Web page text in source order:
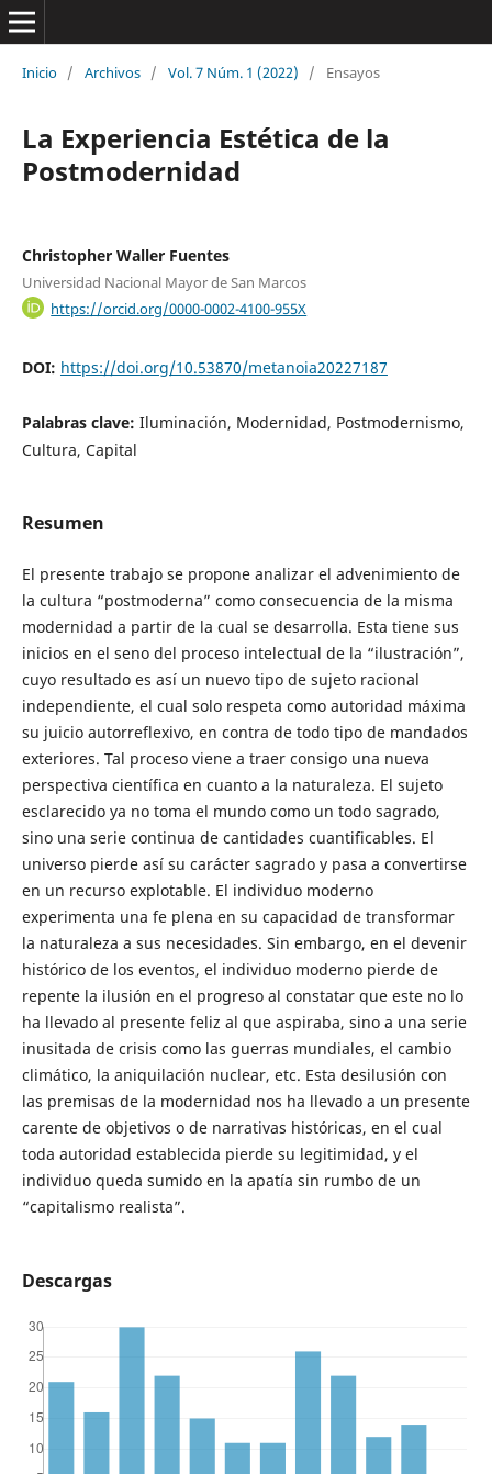
Inicio / Archivos / Vol. 7 Núm. 1 (2022) / Ensayos
La Experiencia Estética de la
Postmodernidad
Christopher Waller Fuentes
Universidad Nacional Mayor de San Marcos
https://orcid.org/0000-0002-4100-955X
DOI: https://doi.org/10.53870/metanoia20227187
Palabras clave: Iluminación, Modernidad, Postmodernismo,
Cultura, Capital
Resumen
El presente trabajo se propone analizar el advenimiento de
la cultura “postmoderna” como consecuencia de la misma
modernidad a partir de la cual se desarrolla. Esta tiene sus
inicios en el seno del proceso intelectual de la “ilustración”,
cuyo resultado es así un nuevo tipo de sujeto racional
independiente, el cual solo respeta como autoridad máxima
su juicio autorreflexivo, en contra de todo tipo de mandados
exteriores. Tal proceso viene a traer consigo una nueva
perspectiva científica en cuanto a la naturaleza. El sujeto
esclarecido ya no toma el mundo como un todo sagrado,
sino una serie continua de cantidades cuantificables. El
universo pierde así su carácter sagrado y pasa a convertirse
en un recurso explotable. El individuo moderno
experimenta una fe plena en su capacidad de transformar
la naturaleza a sus necesidades. Sin embargo, en el devenir
histórico de los eventos, el individuo moderno pierde de
repente la ilusión en el progreso al constatar que este no lo
ha llevado al presente feliz al que aspiraba, sino a una serie
inusitada de crisis como las guerras mundiales, el cambio
climático, la aniquilación nuclear, etc. Esta desilusión con
las premisas de la modernidad nos ha llevado a un presente
carente de objetivos o de narrativas históricas, en el cual
toda autoridad establecida pierde su legitimidad, y el
individuo queda sumido en la apatía sin rumbo de un
“capitalismo realista”.
Descargas